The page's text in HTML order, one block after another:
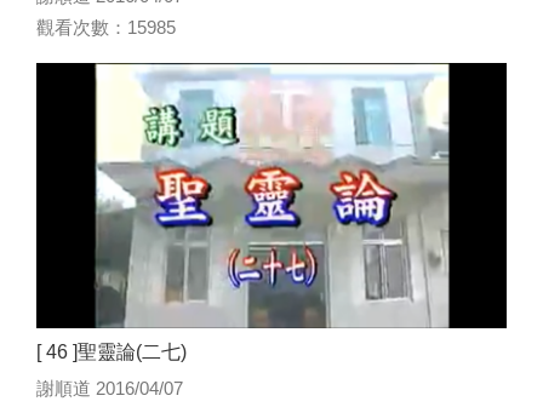
觀看次數：15985
[ 46 ]聖靈論(二七)
謝順道 2016/04/07